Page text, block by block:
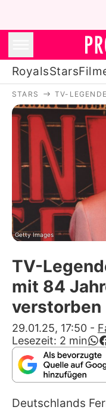
RoyalsStars
Alle
STARS TV-
Getty Images
TV-
mit 84
verstorben
29.01.25, 17:50 -
Lesezeit: 2 min
Deutschlands